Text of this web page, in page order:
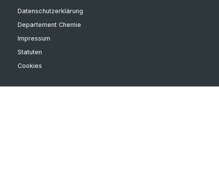
Datenschutzerklärung
Departement Chemie
Impressum
Statuten
Cookies